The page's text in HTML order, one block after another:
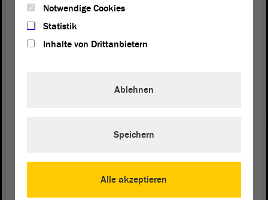
(Guido Heuer, CDU: Ist auch falsch!)
Ich hoffe - das hoffe ich tatsächlich , dass ich
Kita montieren. Das wäre mein Traum. Das wäre
Notwendige Cookies
Statistik
Inhalte von Drittanbietern
Alle akzeptieren
Ablehnen
Speichern